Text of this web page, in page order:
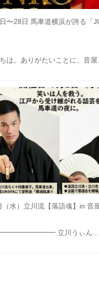
〜28日 馬車道横浜が誇る「
は。ありがたいことに、音屋
水）立川流【落語魂】in 音
立川うぃん...